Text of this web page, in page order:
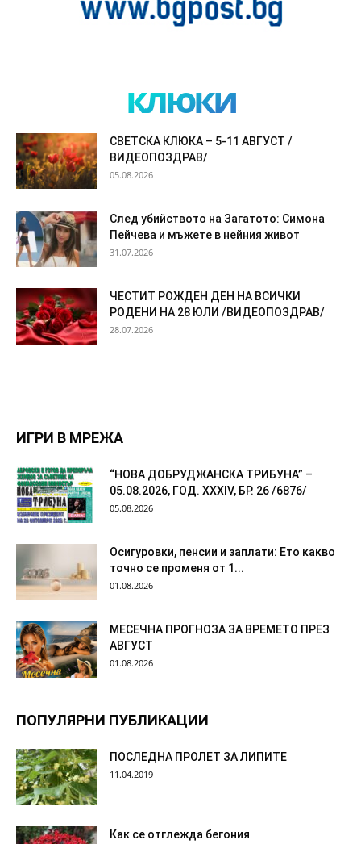
клюки
СВЕТСКА КЛЮКА – 5-11 АВГУСТ /
ВИДЕОПОЗДРАВ/
05.08.2026
След убийството на Загатото: Симона
Пейчева и мъжете в нейния живот
31.07.2026
ЧЕСТИТ РОЖДЕН ДЕН НА ВСИЧКИ
РОДЕНИ НА 28 ЮЛИ /ВИДЕОПОЗДРАВ/
28.07.2026
ИГРИ В МРЕЖА
“НОВА ДОБРУДЖАНСКА ТРИБУНА” –
05.08.2026, ГОД. XXХIV, БР. 26 /6876/
05.08.2026
Осигуровки, пенсии и заплати: Ето какво
точно се променя от 1...
01.08.2026
МЕСЕЧНА ПРОГНОЗА ЗА ВРЕМЕТО ПРЕЗ
АВГУСТ
01.08.2026
ПОПУЛЯРНИ ПУБЛИКАЦИИ
ПОСЛЕДНА ПРОЛЕТ ЗА ЛИПИТЕ
11.04.2019
Как се отглежда бегония